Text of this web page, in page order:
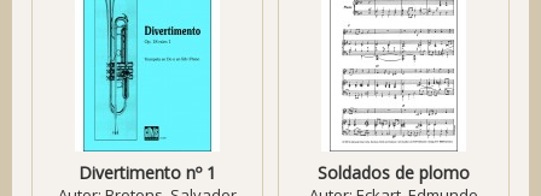
Divertimento nº 1 Soldados de plomo